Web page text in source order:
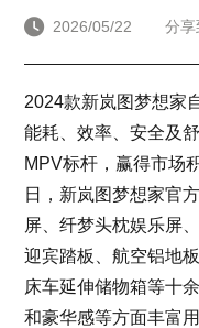
2026/05/22 分享
2024款新岚图梦想家
能耗、效率、安全及
MPV标杆，赢得市场
日，新岚图梦想家官
屏、纤梦头枕娱乐屏
迎宾踏板、航空铝地
床车延伸储物箱等十
和豪华感等方面丰富